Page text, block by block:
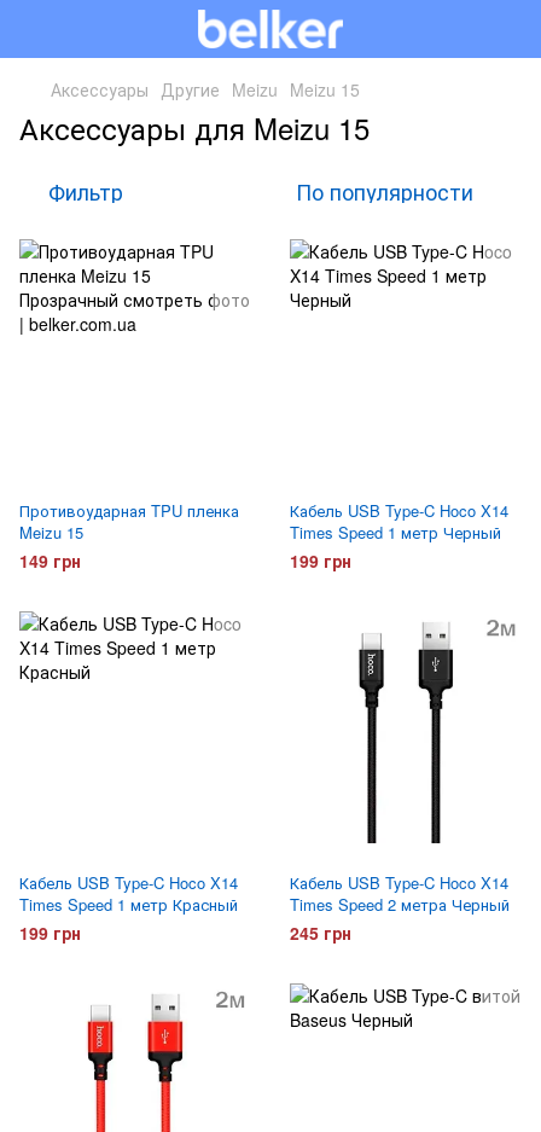
Аксессуары Другие Meizu Meizu 15
Аксессуары для Meizu 15
Фильтр По популярности
Противоударная TPU пленка
Meizu 15
149 грн
Кабель USB Type-C Hoco X14
Times Speed 1 метр Черный
199 грн
Кабель USB Type-C Hoco X14
Times Speed 1 метр Красный
199 грн
Кабель USB Type-C Hoco X14
Times Speed 2 метра Черный
245 грн